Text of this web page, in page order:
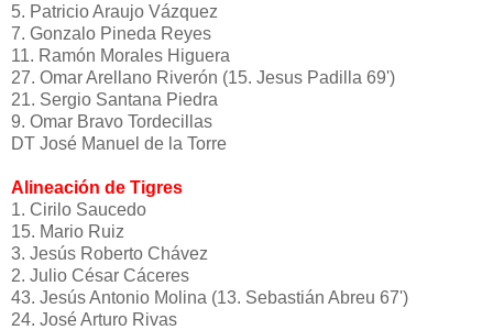
5. Patricio Araujo Vázquez
7. Gonzalo Pineda Reyes
11. Ramón Morales Higuera
27. Omar Arellano Riverón (15. Jesus Padilla 69')
21. Sergio Santana Piedra
9. Omar Bravo Tordecillas
DT José Manuel de la Torre
Alineación de Tigres
1. Cirilo Saucedo
15. Mario Ruiz
3. Jesús Roberto Chávez
2. Julio César Cáceres
43. Jesús Antonio Molina (13. Sebastián Abreu 67')
24. José Arturo Rivas